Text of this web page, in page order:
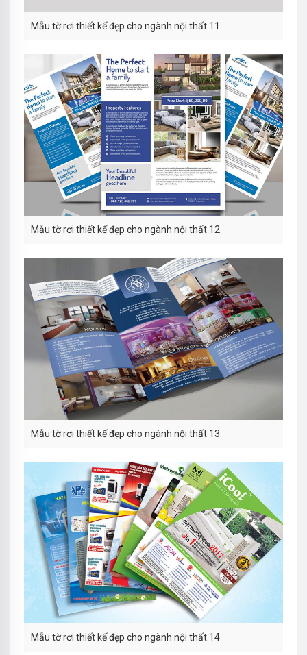
Mẫu tờ rơi thiết kế đẹp cho ngành nội thất 11
Mẫu tờ rơi thiết kế đẹp cho ngành nội thất 12
Mẫu tờ rơi thiết kế đẹp cho ngành nội thất 13
Mẫu tờ rơi thiết kế đẹp cho ngành nội thất 14